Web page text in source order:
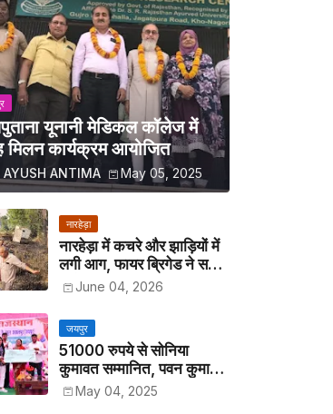
यूनानी मेडिकल कॉलेज में
मिलन कार्यक्रम आयोजित
AYUSH ANTIMA May 05, 2025
नारहेड़ा
नारहेड़ा में कचरे और झाड़ियों में
लगी आग, फायर ब्रिगेड ने समय
रहते पाया काबू
June 04, 2026
जयपुर
51000 रुपये से सोनिया
कुमावत सम्मानित, पवन कुमावत
व अन्य छात्रों को मिला लैपटॉप
May 04, 2025